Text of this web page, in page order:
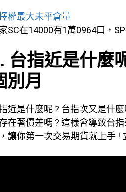
權最大未平倉量
SC在14000有1萬0964口，
台指近是什麼
別月
近是什麼呢 ? 台指次又是什
在著價差嗎 ? 這樣會導致台
讓你第一次交易期貨就上手 !